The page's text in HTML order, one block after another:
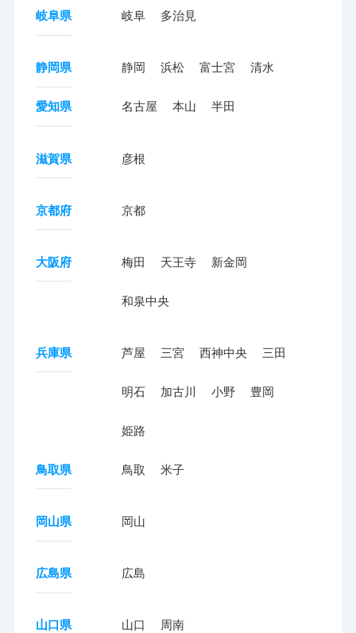
岐阜県 岐阜 多治見
静岡県 静岡 浜松 富士宮 清水
愛知県 名古屋 本山 半田
滋賀県 彦根
京都府 京都
大阪府 梅田 天王寺 新金岡
和泉中央
兵庫県 芦屋 三宮 西神中央 三田
明石 加古川 小野 豊岡
姫路
鳥取県 鳥取 米子
岡山県 岡山
広島県 広島
山口県 山口 周南